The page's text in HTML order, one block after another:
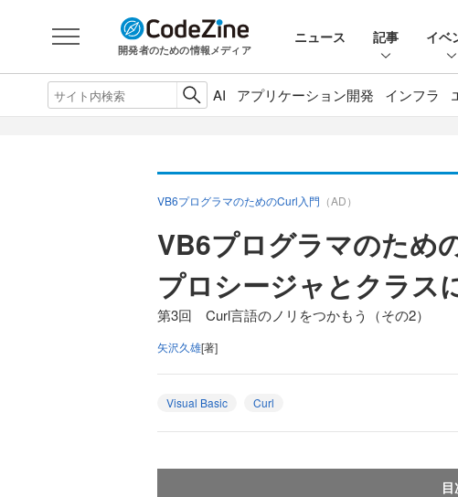
開発者のための情報メディア
ニュース 記事 イベ
AI アプリケーション開発 インフラ
VB6プログラマのためのCurl入門 （AD）
VB6プログラマのため
プロシージャとクラス
第3回 Curl言語のノリをつかもう（その2）
矢沢久雄[著]
Visual Basic Curl
目